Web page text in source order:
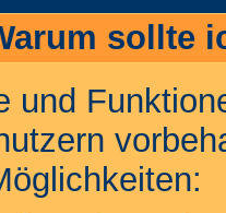
sollte
und